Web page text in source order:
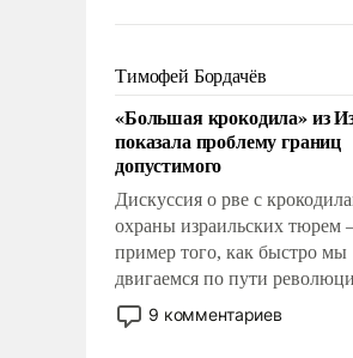
беспрекословно
счет российских
налогоплательщиков и где
поступки не нужно
Тимофей Бордачёв
«Большая крокодила» из
показала проблему границ
допустимого
Дискуссия о рве с
охраны израильских тюрем
пример того, как быстро мы
двигаемся по пути
изменений. То, что несколько
назад было образом для
9 комментариев